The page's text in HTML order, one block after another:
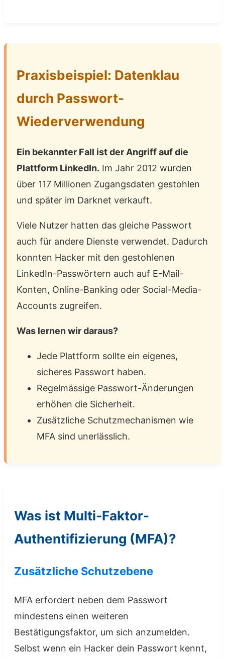
Praxisbeispiel: Datenklau
durch Passwort-
Wiederverwendung
Ein bekannter Fall ist der Angriff auf die
Plattform LinkedIn. Im Jahr 2012 wurden
über 117 Millionen Zugangsdaten gestohlen
und später im Darknet verkauft.
Viele Nutzer hatten das gleiche Passwort
auch für andere Dienste verwendet. Dadurch
konnten Hacker mit den gestohlenen
LinkedIn-Passwörtern auch auf E-Mail-
Konten, Online-Banking oder Social-Media-
Accounts zugreifen.
Was lernen wir daraus?
Jede Plattform sollte ein eigenes,
sicheres Passwort haben.
Regelmässige Passwort-Änderungen
erhöhen die Sicherheit.
Zusätzliche Schutzmechanismen wie
MFA sind unerlässlich.
Was ist Multi-Faktor-
Authentifizierung (MFA)?
Zusätzliche Schutzebene
MFA erfordert neben dem Passwort
mindestens einen weiteren
Bestätigungsfaktor, um sich anzumelden.
Selbst wenn ein Hacker dein Passwort kennt,